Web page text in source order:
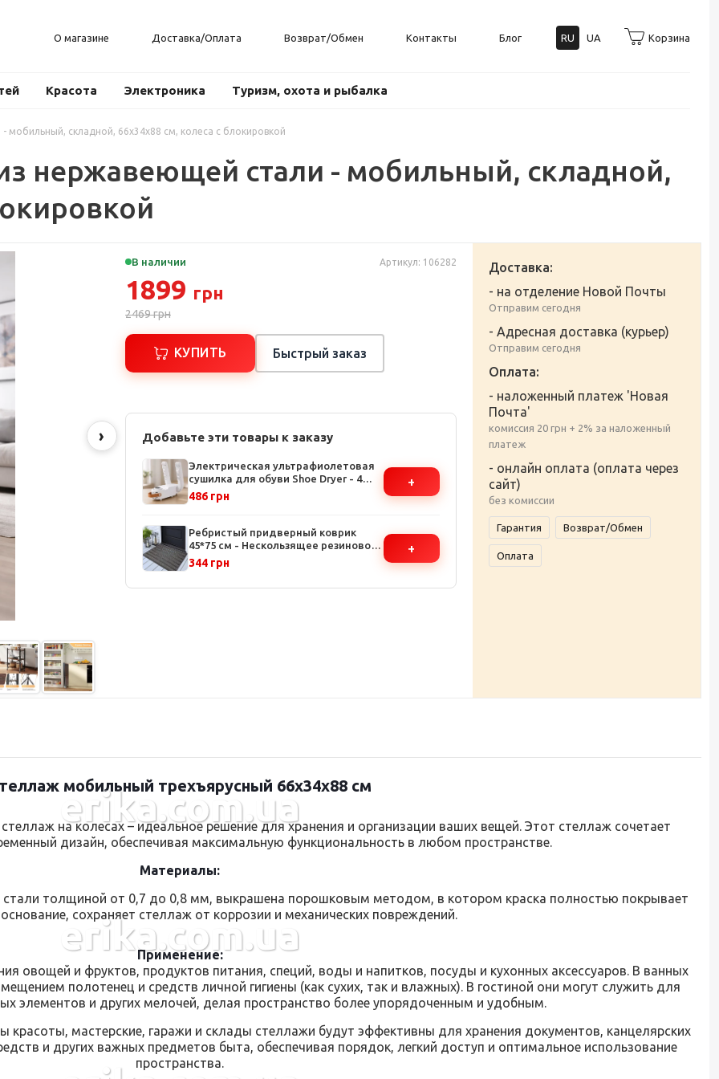
О магазине Доставка/Оплата Возврат/Обмен Контакты Блог RU UA Корзина
Красота Электроника Туризм, охота и рыбалка
мобильный, складной, 66x34x88 см, колеса с блокировкой
нержавеющей стали - мобильный, складной,
›
В наличии Артикул: 106282
1899 грн
2469грн
КУПИТЬ Быстрый заказ
Добавьте эти товары к заказу
Электрическая ультрафиолетовая
сушилка для обуви Shoe Dryer - 4
режима таймера, температура до
48°C, белая
486 грн
+
Ребристый придверный коврик
45*75 см - Нескользящее резиновое
основание, влаго- и
грязезадерживающая поверхность
344 грн
+
Доставка:
- на отделение Новой Почты
Отправим сегодня
- Адресная доставка (курьер)
Отправим сегодня
Оплата:
- наложенный платеж 'Новая
Почта'
комиссия 20 грн + 2% за наложенный
платеж
- онлайн оплата (оплата через
сайт)
без комиссии
Гарантия Возврат/Обмен
Оплата
мобильный трехъярусный 66x34x88 см
erika.com.ua
на колесах – идеальное решение для хранения и организации ваших вещей. Этот стеллаж сочетает
дизайн, обеспечивая максимальную функциональность в любом пространстве.
Материалы:
стали толщиной от 0,7 до 0,8 мм, выкрашена порошковым методом, в котором краска полностью покрывает
сохраняет стеллаж от коррозии и механических повреждений.
erika.com.ua
Применение:
овощей и фруктов, продуктов питания, специй, воды и напитков, посуды и кухонных аксессуаров. В ванных
полотенец и средств личной гигиены (как сухих, так и влажных). В гостиной они могут служить для
элементов и других мелочей, делая пространство более упорядоченным и удобным.
мастерские, гаражи и склады стеллажи будут эффективны для хранения документов, канцелярских
и других важных предметов быта, обеспечивая порядок, легкий доступ и оптимальное использование
пространства.